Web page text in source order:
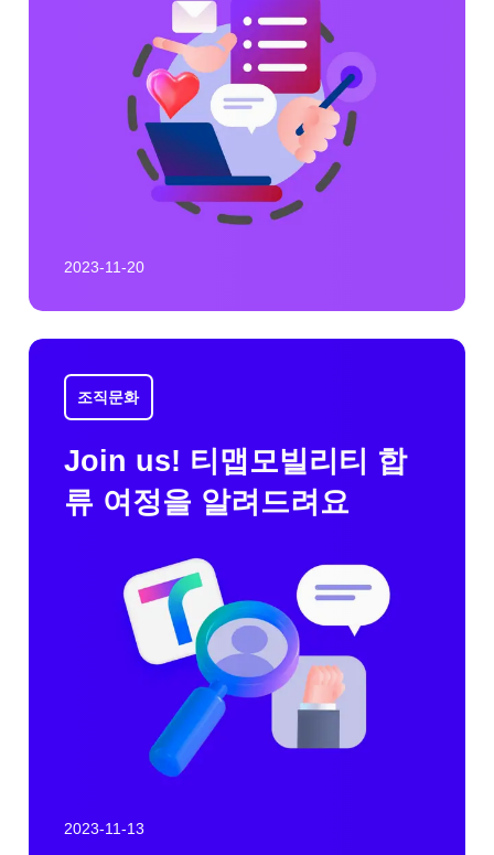
2023-11-20
조직문화
Join us! 티맵모빌리티 합
류 여정을 알려드려요
2023-11-13